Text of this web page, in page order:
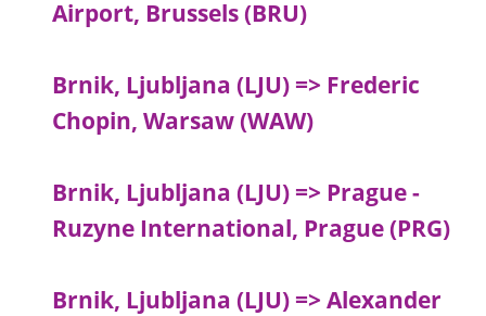
Airport, Brussels (BRU)
Brnik, Ljubljana (LJU) => Frederic
Chopin, Warsaw (WAW)
Brnik, Ljubljana (LJU) => Prague -
Ruzyne International, Prague (PRG)
Brnik, Ljubljana (LJU) => Alexander